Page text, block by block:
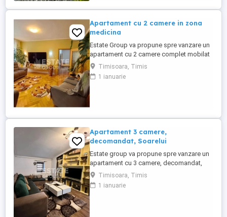
Apartament cu 2 camere in zona
medicina
Estate Group va propune spre vanzare un
apartament cu 2 camere complet mobilat
si utilat in zona Medicina Situat
ultracentral langa punctele cardinale,
aproape de toate punctele de interes din
Timisoara, Timis
1 ianuarie
Apartament 3 camere,
decomandat, Soarelui
Estate group va propune spre vanzare un
apartament cu 3 camere, decomandat,
situat in zona Soarelui, cu acces facil
catre principalele puncte de interes ale
orasului. Proprietatea se afla la etajul 5
Timisoara, Timis
1 ianuarie